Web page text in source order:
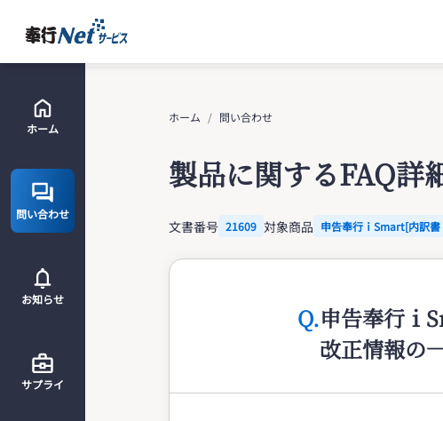
ホーム
問い合わせ
お知らせ
サプライ
ホーム 問い合わせ
製品に関するFAQ詳
文書番号 21609 対象商品 申告奉行ｉSmart[内訳
Q.申告奉行ｉ
改正情報の